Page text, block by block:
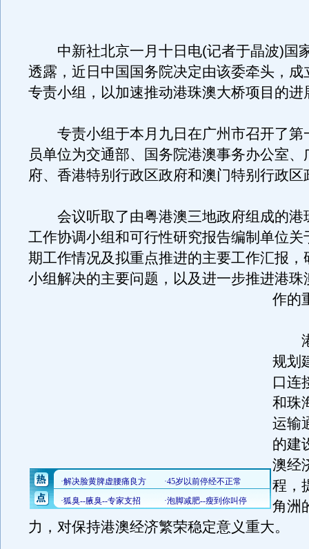
中新社北京一月十日电(记者于晶波)国
透露，近日中国国务院决定由该委牵头，成
专责小组，以加速推动港珠澳大桥项目的进
专责小组于本月九日在广州市召开了第
员单位为交通部、国务院港澳事务办公室、
府、香港特别行政区政府和澳门特别行政区
会议听取了由粤港澳三地政府组成的港
工作协调小组和可行性研究报告编制单位关
期工作情况及拟重点推进的主要工作汇报，
小组解决的主要问题，以及进一步推进港珠
作的
港
规划
口连
和珠
运输
的建
澳经
程，
角洲
力，对保持港澳经济繁荣稳定意义重大。